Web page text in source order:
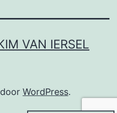
VAN IERSEL
WordPress.